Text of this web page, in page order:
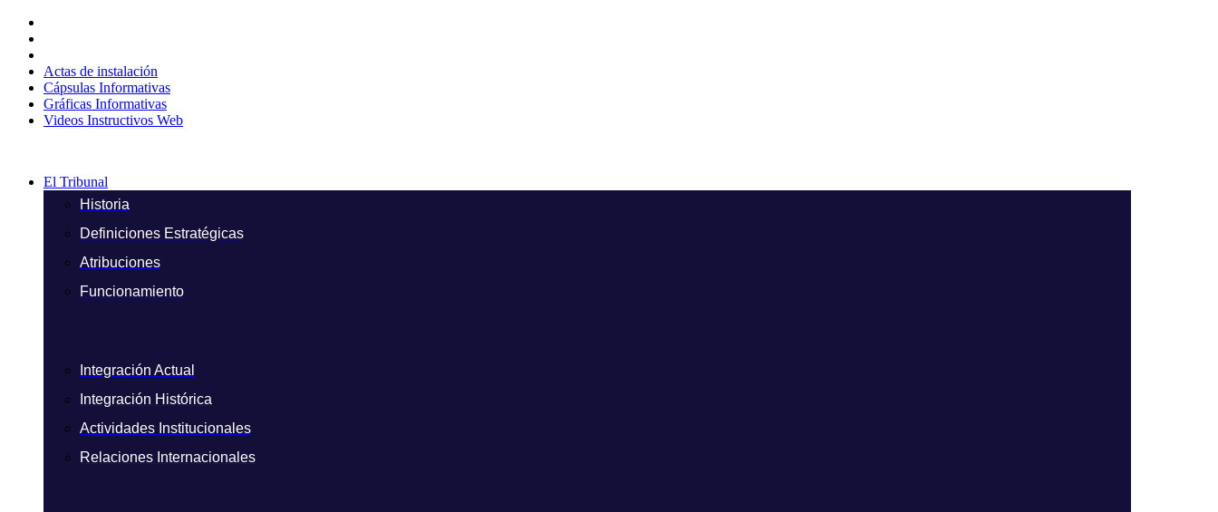
contenido
Actas de instalación
Cápsulas Informativas
Gráficas Informativas
Videos Instructivos Web
El Tribunal
Historia
Definiciones Estratégicas
Atribuciones
Funcionamiento
Integración Actual
Integración Histórica
Actividades Institucionales
Relaciones Internacionales